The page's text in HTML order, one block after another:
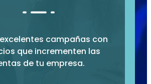
campañas con
que incrementen las
de tu empresa.